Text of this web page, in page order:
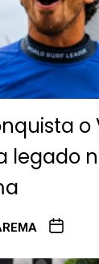
o
legado